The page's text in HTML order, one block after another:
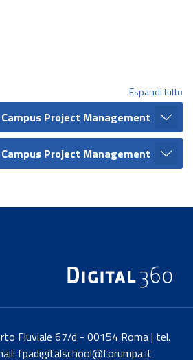
Espandi tutto
Project Management
Project Management
Fluviale 67/d - 00154 Roma | tel.
fpadigitalschool@forumpa.it